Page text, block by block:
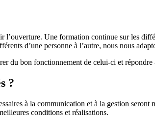
l’ouverture. Une formation continue sur les
d’une personne à l’autre, nous nous
du bon fonctionnement de celui-ci et
?
à la communication et à la gestion
conditions et réalisations.